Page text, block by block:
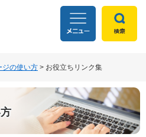
ジの使い方 > お役立ちリンク集